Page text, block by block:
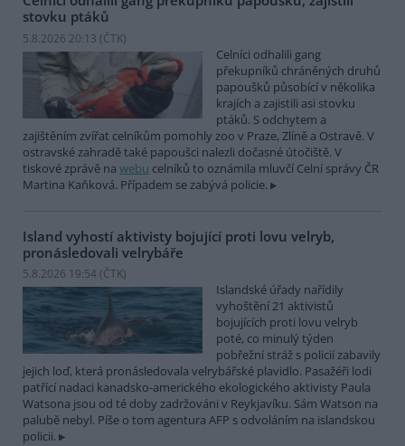
stovku ptáků
5.8.2026 20:13 (ČTK)
Celníci odhalili gang
překupníků chráněných druhů
papoušků působící v několika
krajích a zajistili asi stovku
ptáků. S odchytem a
zajištěním zvířat celníkům pomohly zoo v Praze, Zlíně a Ostravě. V
ostravské zahradě také papoušci nalezli dočasné útočiště. V
tiskové zprávě na webu celníků to oznámila mluvčí Celní správy ČR
Martina Kaňková. Případem se zabývá policie.
Island vyhostí aktivisty bojující proti lovu velryb,
pronásledovali velrybáře
5.8.2026 19:54 (ČTK)
Islandské úřady nařídily
vyhoštění 21 aktivistů
bojujících proti lovu velryb
poté, co minulý týden
pobřežní stráž s policií zabavily
jejich loď, která pronásledovala velrybářské plavidlo. Pasažéři lodi
patřící nadaci kanadsko-amerického ekologického aktivisty Paula
Watsona jsou od té doby zadržováni v Reykjavíku. Sám Watson na
palubě nebyl. Píše o tom agentura AFP s odvoláním na islandskou
policii.